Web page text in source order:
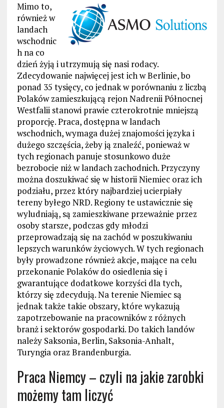
Mimo to,
również w
landach
wschodnic
h na co
dzień żyją i utrzymują się nasi rodacy.
Zdecydowanie najwięcej jest ich w Berlinie, bo
ponad 35 tysięcy, co jednak w porównaniu z liczbą
Polaków zamieszkującą rejon Nadrenii Północnej
Westfalii stanowi prawie czterokrotnie mniejszą
proporcję. Praca, dostępna w landach
wschodnich, wymaga dużej znajomości języka i
dużego szczęścia, żeby ją znaleźć, ponieważ w
tych regionach panuje stosunkowo duże
bezrobocie niż w landach zachodnich. Przyczyny
można doszukiwać się w historii Niemiec oraz ich
podziału, przez który najbardziej ucierpiały
tereny byłego NRD. Regiony te ustawicznie się
wyludniają, są zamieszkiwane przeważnie przez
osoby starsze, podczas gdy młodzi
przeprowadzają się na zachód w poszukiwaniu
lepszych warunków życiowych. W tych regionach
były prowadzone również akcje, mające na celu
przekonanie Polaków do osiedlenia się i
gwarantujące dodatkowe korzyści dla tych,
którzy się zdecydują. Na terenie Niemiec są
jednak także takie obszary, które wykazują
zapotrzebowanie na pracowników z różnych
branż i sektorów gospodarki. Do takich landów
należy Saksonia, Berlin, Saksonia-Anhalt,
Turyngia oraz Brandenburgia.
Praca Niemcy – czyli na jakie zarobki
możemy tam liczyć